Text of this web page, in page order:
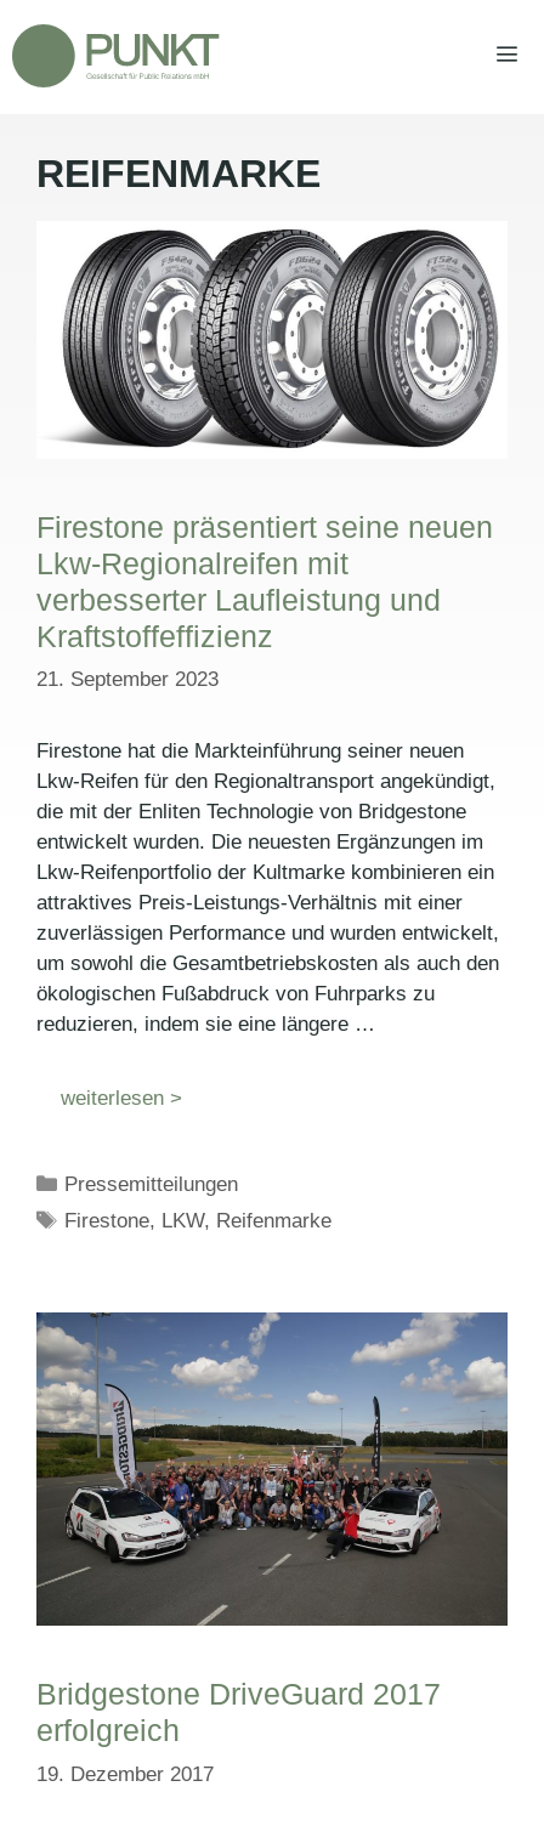
Inhalt
springen
REIFENMARKE
Firestone präsentiert seine neuen
Lkw-Regionalreifen mit
verbesserter Laufleistung und
Kraftstoffeffizienz
21. September 2023
Firestone hat die Markteinführung seiner neuen
Lkw-Reifen für den Regionaltransport angekündigt,
die mit der Enliten Technologie von Bridgestone
entwickelt wurden. Die neuesten Ergänzungen im
Lkw-Reifenportfolio der Kultmarke kombinieren ein
attraktives Preis-Leistungs-Verhältnis mit einer
zuverlässigen Performance und wurden entwickelt,
um sowohl die Gesamtbetriebskosten als auch den
ökologischen Fußabdruck von Fuhrparks zu
reduzieren, indem sie eine längere …
weiterlesen >
Kategorien
Pressemitteilungen
Schlagwörter
Firestone, LKW, Reifenmarke
Bridgestone DriveGuard 2017
erfolgreich
19. Dezember 2017